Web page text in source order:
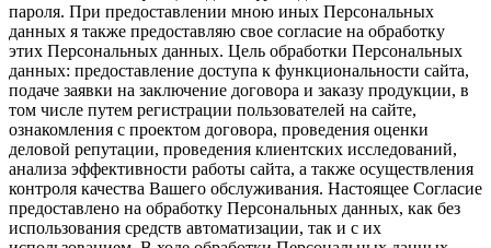
пароля. При предоставлении мною иных Персональных
данных я также предоставляю свое согласие на обработку
этих Персональных данных. Цель обработки Персональных
данных: предоставление доступа к функциональности сайта,
подаче заявки на заключение договора и заказу продукции, в
том числе путем регистрации пользователей на сайте,
ознакомления с проектом договора, проведения оценки
деловой репутации, проведения клиентских исследований,
анализа эффективности работы сайта, а также осуществления
контроля качества Вашего обслуживания. Настоящее Согласие
предоставлено на обработку Персональных данных, как без
использования средств автоматизации, так и с их